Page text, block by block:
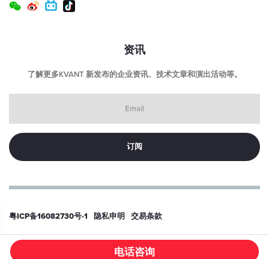
输入电压连接器类型：
控制箱尺寸 （LxWxH）：
53 x 29 x 36 毫米（不含连接器）
控制箱重量：
> 10000 小时
/PRODUCT/915NM-300MW-KVANT-LASER-MODULE
资讯
了解更多KVANT 新发布的企业资讯、技术文章和演出活动等。
粤ICP备16082730号-1 隐私申明 交易条款
© 2026东莞科旺特激光科技有限公司
电话咨询